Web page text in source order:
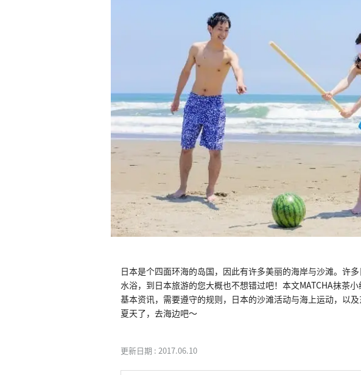
日本是个四面环海的岛国，因此有许多美丽的海岸与沙滩。许
水浴，到日本旅游的您大概也不想错过吧！本文MATCHA抹茶
基本资讯，需要遵守的规则，日本的沙滩活动与海上运动，以及
夏天了，去海边吧～
更新日期 : 2017.06.10